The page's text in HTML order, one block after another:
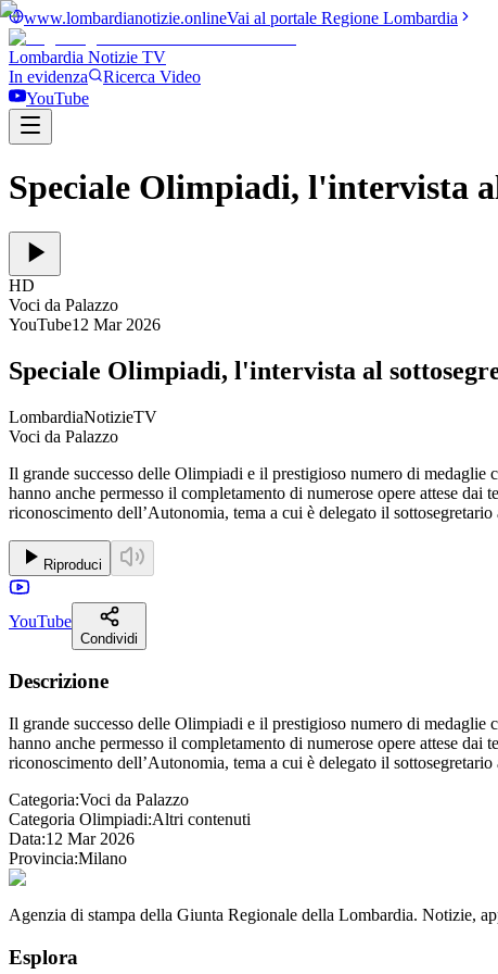
www.lombardianotizie.onlineVai al portale Regione Lombardia
Lombardia Notizie TV
In evidenza
Ricerca Video
YouTube
Speciale Olimpiadi, l'intervista
HD
Voci da Palazzo
YouTube12 Mar 2026
Speciale Olimpiadi, l'intervista al
LombardiaNotizieTV
Voci da Palazzo
Il grande successo delle Olimpiadi e il prestigioso numero di
hanno anche permesso il completamento di numerose opere attese
riconoscimento dell’Autonomia, tema a cui è delegato il
Riproduci
YouTube
Condividi
Descrizione
Il grande successo delle Olimpiadi e il prestigioso numero di
hanno anche permesso il completamento di numerose opere attese
riconoscimento dell’Autonomia, tema a cui è delegato il
Categoria:Voci da Palazzo
Categoria Olimpiadi:Altri contenuti
Data:12 Mar 2026
Provincia:Milano
Agenzia di stampa della Giunta Regionale della Lombardia. Notizie,
Esplora